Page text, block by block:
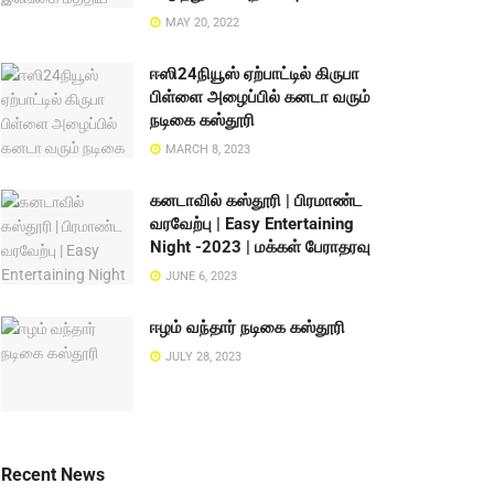
MAY 20, 2022
ஈஸி24நியூஸ் ஏற்பாட்டில் கிருபா
பிள்ளை அழைப்பில் கனடா வரும்
நடிகை கஸ்தூரி
MARCH 8, 2023
கனடாவில் கஸ்தூரி | பிரமாண்ட
வரவேற்பு | Easy Entertaining
Night -2023 | மக்கள் பேராதரவு
JUNE 6, 2023
ஈழம் வந்தார் நடிகை கஸ்தூரி
JULY 28, 2023
Recent News